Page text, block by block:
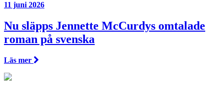
11 juni 2026
Nu släpps Jennette McCurdys omtalade
roman på svenska
Läs mer